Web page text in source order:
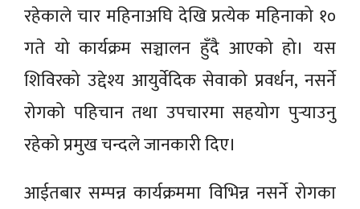
रहेकाले चार महिनाअघि देखि प्रत्येक महिनाको १०
गते यो कार्यक्रम सञ्चालन हुँदै आएको हो। यस
शिविरको उद्देश्य आयुर्वेदिक सेवाको प्रवर्धन, नसर्ने
रोगको पहिचान तथा उपचारमा सहयोग पुर्‍याउनु
रहेको प्रमुख चन्दले जानकारी दिए।
आईतबार सम्पन्न कार्यक्रममा विभिन्न नसर्ने रोगका